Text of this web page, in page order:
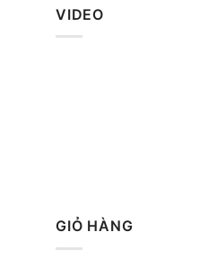
VIDEO
GIỎ HÀNG